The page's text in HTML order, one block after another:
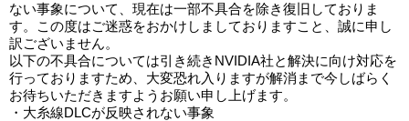
ない事象について、現在は一部不具合を除き復旧しておりま
す。この度はご迷惑をおかけしましておりますこと、誠に申し
訳ございません。
以下の不具合については引き続きNVIDIA社と解決に向け対応を
行っておりますため、大変恐れ入りますが解消まで今しばらく
お待ちいただきますようお願い申し上げます。
・大糸線DLCが反映されない事象